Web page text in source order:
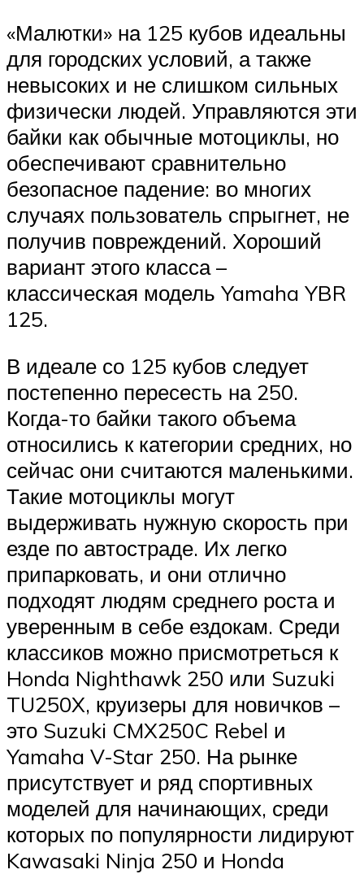
«Малютки» на 125 кубов идеальны
для городских условий, а также
невысоких и не слишком сильных
физически людей. Управляются эти
байки как обычные мотоциклы, но
обеспечивают сравнительно
безопасное падение: во многих
случаях пользователь спрыгнет, не
получив повреждений. Хороший
вариант этого класса –
классическая модель Yamaha YBR
125.
В идеале со 125 кубов следует
постепенно пересесть на 250.
Когда-то байки такого объема
относились к категории средних, но
сейчас они считаются маленькими.
Такие мотоциклы могут
выдерживать нужную скорость при
езде по автостраде. Их легко
припарковать, и они отлично
подходят людям среднего роста и
уверенным в себе ездокам. Среди
классиков можно присмотреться к
Honda Nighthawk 250 или Suzuki
TU250X, круизеры для новичков –
это Suzuki CMX250C Rebel и
Yamaha V-Star 250. На рынке
присутствует и ряд спортивных
моделей для начинающих, среди
которых по популярности лидируют
Kawasaki Ninja 250 и Honda